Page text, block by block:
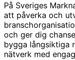
På Sveriges
att påverka och
och ger dig
bygga långsiktiga
nätverk med